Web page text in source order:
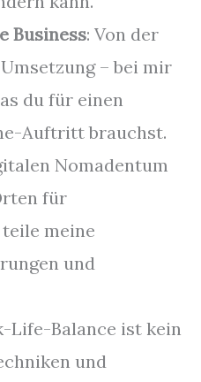
Business: Von der
– bei mir
du für einen
Auftritt brauchst.
Nomadentum
für
meine
und
Life-Balance ist kein
und